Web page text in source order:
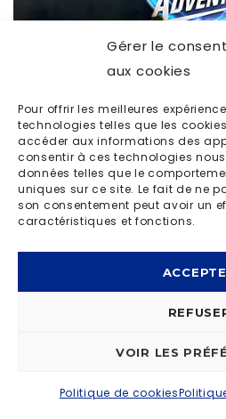
Gérer le
aux cookies
Pour offrir les meilleures
technologies telles que les
accéder aux informations des
consentir à ces technologies
données telles que le
uniques sur ce site. Le fait de ne
son consentement peut avoir un
caractéristiques et fonctions.
VOIR LES
Politique de cookies
© OD LIVE 2023 | MADE BYI-